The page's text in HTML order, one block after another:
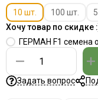
10 шт.
100 шт.
Хочу товар по скидке
ГЕРМАН F1 семена
Задать вопрос